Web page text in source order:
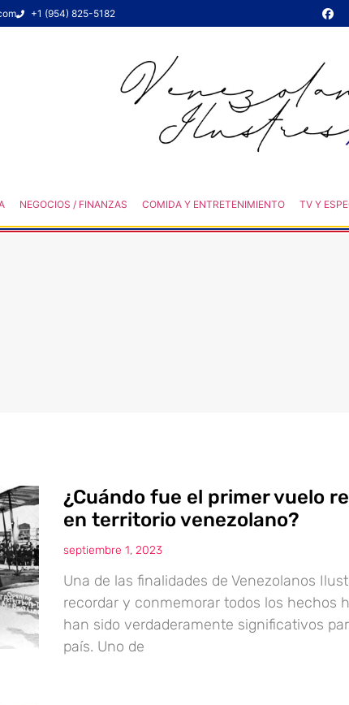
+1 (954) 825-5182
NEGOCIOS / FINANZAS COMIDA Y ENTRETENIMIENTO TV Y
¿Cuándo fue el primer vuelo
en territorio venezolano?
septiembre 1, 2023
Una de las finalidades de Venezolanos
recordar y conmemorar todos los hechos
han sido verdaderamente significativos
país. Uno de